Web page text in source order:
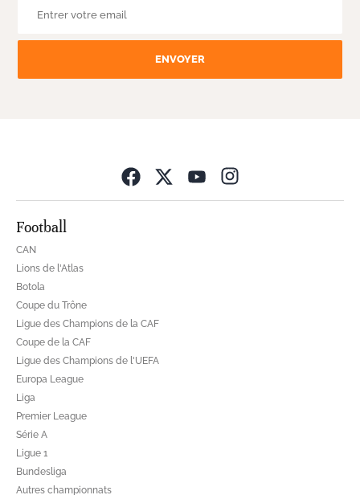
ENVOYER
Football
CAN
Lions de l'Atlas
Botola
Coupe du Trône
Ligue des Champions de la CAF
Coupe de la CAF
Ligue des Champions de l'UEFA
Europa League
Liga
Premier League
Série A
Ligue 1
Bundesliga
Autres championnats